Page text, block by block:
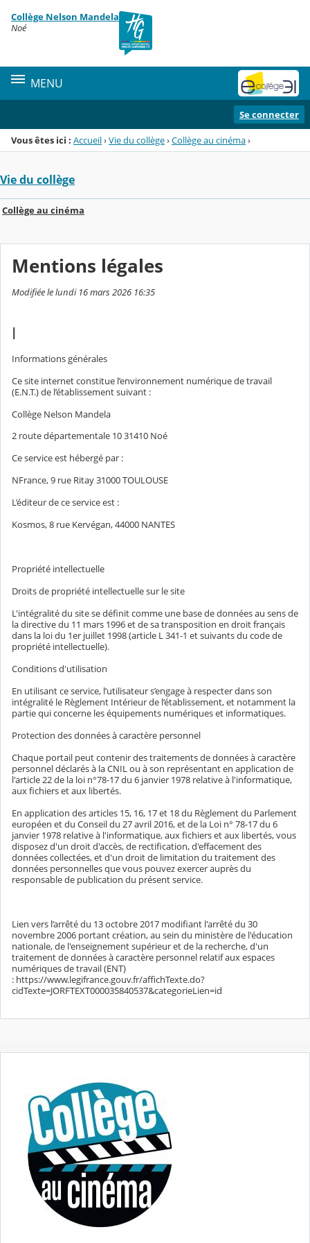
Menu de la rubrique
Contenu
Collège Nelson Mandela
Noé
MENU
Se connecter
Vous êtes ici : Accueil›Vie du collège›Collège au cinéma›
Vie du collège
Collège au cinéma
Mentions légales
Modifiée le lundi 16 mars 2026 16:35
I
Informations générales
Ce site internet constitue l’environnement numérique de travail
(E.N.T.) de l’établissement suivant :
Collège Nelson Mandela
2 route départementale 10 31410 Noé
Ce service est hébergé par :
NFrance, 9 rue Ritay 31000 TOULOUSE
L’éditeur de ce service est :
Kosmos, 8 rue Kervégan, 44000 NANTES
Propriété intellectuelle
Droits de propriété intellectuelle sur le site
L'intégralité du site se définit comme une base de données au sens de
la directive du 11 mars 1996 et de sa transposition en droit français
dans la loi du 1er juillet 1998 (article L 341-1 et suivants du code de
propriété intellectuelle).
Conditions d'utilisation
En utilisant ce service, l’utilisateur s’engage à respecter dans son
intégralité le Règlement Intérieur de l’établissement, et notamment la
partie qui concerne les équipements numériques et informatiques.
Protection des données à caractère personnel
Chaque portail peut contenir des traitements de données à caractère
personnel déclarés à la CNIL ou à son représentant en application de
l'article 22 de la loi n°78-17 du 6 janvier 1978 relative à l'informatique,
aux fichiers et aux libertés.
En application des articles 15, 16, 17 et 18 du Règlement du Parlement
européen et du Conseil du 27 avril 2016, et de la Loi n° 78-17 du 6
janvier 1978 relative à l'informatique, aux fichiers et aux libertés, vous
disposez d'un droit d'accès, de rectification, d'effacement des
données collectées, et d'un droit de limitation du traitement des
données personnelles que vous pouvez exercer auprès du
responsable de publication du présent service.
Lien vers l’arrêté du 13 octobre 2017 modifiant l'arrêté du 30
novembre 2006 portant création, au sein du ministère de l'éducation
nationale, de l'enseignement supérieur et de la recherche, d'un
traitement de données à caractère personnel relatif aux espaces
numériques de travail (ENT)
: https://www.legifrance.gouv.fr/affichTexte.do?
cidTexte=JORFTEXT000035840537&categorieLien=id